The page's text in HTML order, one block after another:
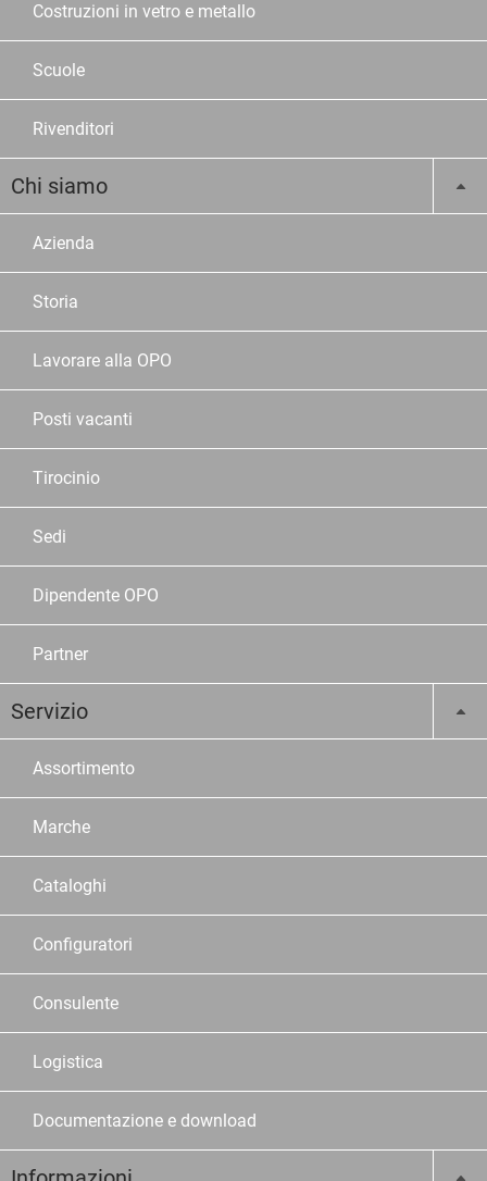
Costruzioni in vetro e metallo
Scuole
Rivenditori
Chi siamo
Azienda
Storia
Lavorare alla OPO
Posti vacanti
Tirocinio
Sedi
Dipendente OPO
Partner
Servizio
Assortimento
Marche
Cataloghi
Configuratori
Consulente
Logistica
Documentazione e download